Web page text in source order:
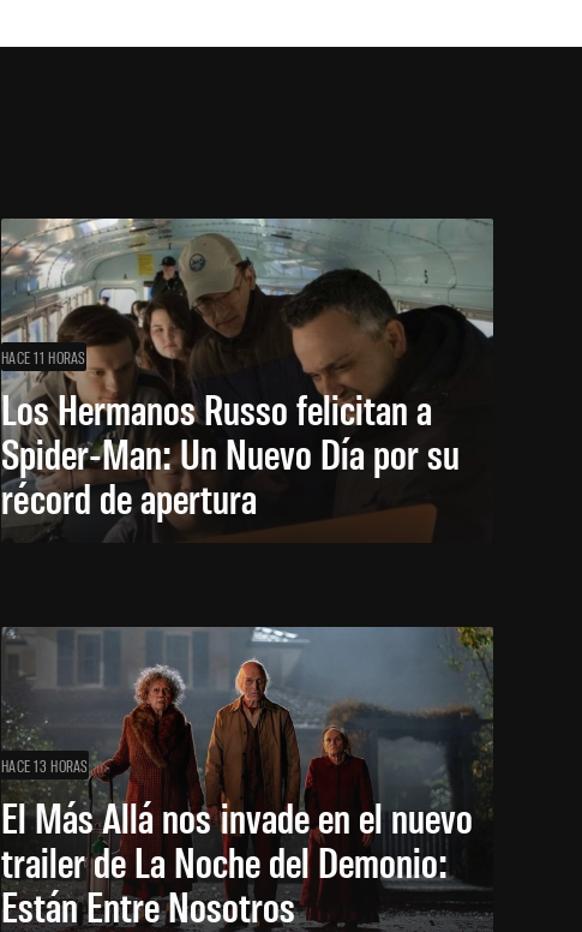
HACE 11 HORAS
Los Hermanos Russo felicitan a
Spider-Man: Un Nuevo Día por su
récord de apertura
HACE 13 HORAS
El Más Allá nos invade en el nuevo
trailer de La Noche del Demonio:
Están Entre Nosotros